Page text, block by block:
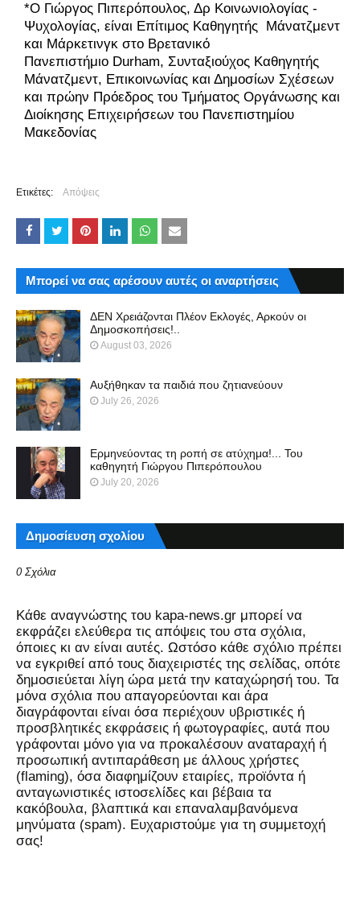
*O Γιώργος Πιπερόπουλος, Δρ Κοινωνιολογίας -
Ψυχολογίας, είναι Επίτιμος Καθηγητής  Μάνατζμεντ
και Μάρκετινγκ στο Βρετανικό
Πανεπιστήμιο Durham, Συνταξιούχος Καθηγητής
Μάνατζμεντ, Επικοινωνίας και Δημοσίων Σχέσεων
και πρώην Πρόεδρος του Τμήματος Οργάνωσης και
Διοίκησης Επιχειρήσεων του Πανεπιστημίου
Μακεδονίας
Ετικέτες: Απόψεις
Μπορεί να σας αρέσουν αυτές οι αναρτήσεις
ΔΕΝ Χρειάζονται Πλέον Εκλογές, Αρκούν οι
Δημοσκοπήσεις!..
August 03, 2026
Αυξήθηκαν τα παιδιά που ζητιανεύουν
July 26, 2026
Ερμηνεύοντας τη ροπή σε ατύχημα!... Του
καθηγητή Γιώργου Πιπερόπουλου
July 20, 2026
Δημοσίευση σχολίου
0 Σχόλια
Kάθε αναγνώστης του kapa-news.gr μπορεί να
εκφράζει ελεύθερα τις απόψεις του στα σχόλια,
όποιες κι αν είναι αυτές. Ωστόσο κάθε σχόλιο πρέπει
να εγκριθεί από τους διαχειριστές της σελίδας, οπότε
δημοσιεύεται λίγη ώρα μετά την καταχώρησή του. Τα
μόνα σχόλια που απαγορεύονται και άρα
διαγράφονται είναι όσα περιέχουν υβριστικές ή
προσβλητικές εκφράσεις ή φωτογραφίες, αυτά που
γράφονται μόνο για να προκαλέσουν αναταραχή ή
προσωπική αντιπαράθεση με άλλους χρήστες
(flaming), όσα διαφημίζουν εταιρίες, προϊόντα ή
ανταγωνιστικές ιστοσελίδες και βέβαια τα
κακόβουλα, βλαπτικά και επαναλαμβανόμενα
μηνύματα (spam). Ευχαριστούμε για τη συμμετοχή
σας!